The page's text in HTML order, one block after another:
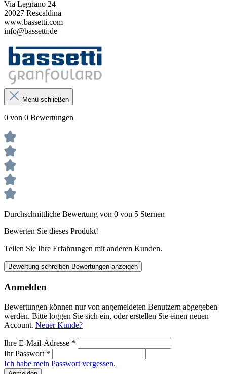
Via Legnano 24
20027 Rescaldina
www.bassetti.com
info@bassetti.de
Menü schließen
0 von 0 Bewertungen
Durchschnittliche Bewertung von 0 von 5 Sternen
Bewerten Sie dieses Produkt!
Teilen Sie Ihre Erfahrungen mit anderen Kunden.
Bewertung schreiben Bewertungen anzeigen
Anmelden
Bewertungen können nur von angemeldeten Benutzern abgegeben
werden. Bitte loggen Sie sich ein, oder erstellen Sie einen neuen
Account. Neuer Kunde?
Ihre E-Mail-Adresse *
Ihr Passwort *
Ich habe mein Passwort vergessen.